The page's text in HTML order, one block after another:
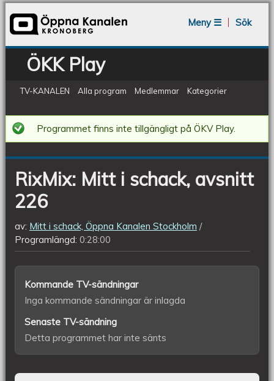
Meny ☰
Sök
ÖKK Play
TV-KANALEN Alla program Medlemmar Kategorier
RixMix:
Mitt
i
schack,
avsnitt
226
Programmet finns inte tillgängligt på ÖKV Play.
RixMix: Mitt i schack, avsnitt
226
av: Mitt i schack, Öppna Kanalen Stockholm
Programlängd: 0:28:00
Kommande TV-sändningar
Inga kommande sändningar är inlagda
Senaste TV-sändning
Detta programmet har inte sänts